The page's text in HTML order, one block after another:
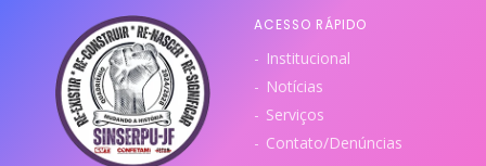
ACESSO RÁPIDO
Institucional
Notícias
Serviços
Contato/Denúncias